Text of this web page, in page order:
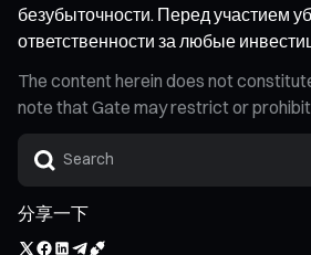
безубыточности. Перед участием
ответственности за любые
The content herein does not
note that Gate may restrict or
分享一下